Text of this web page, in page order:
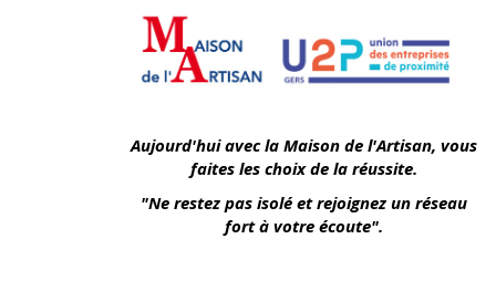
Aujourd'hui avec la Maison de l'Artisan, vous
faites les choix de la réussite.
"Ne restez pas isolé et rejoignez un réseau
fort à votre écoute".